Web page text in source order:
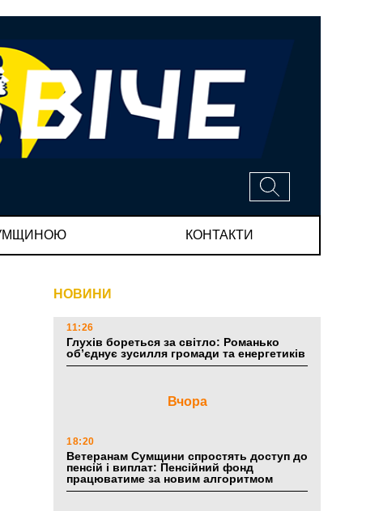
КОНТАКТИ
НОВИНИ
11:26
Глухів бореться за світло: Романько
об’єднує зусилля громади та енергетиків
Вчора
18:20
Ветеранам Сумщини спростять доступ до
пенсій і виплат: Пенсійний фонд
працюватиме за новим алгоритмом